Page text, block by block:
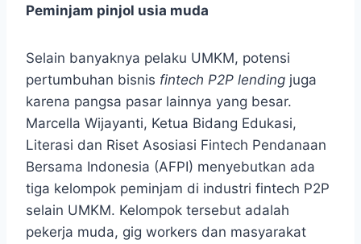
Peminjam pinjol usia muda
Selain banyaknya pelaku UMKM, potensi
pertumbuhan bisnis fintech P2P lending juga
karena pangsa pasar lainnya yang besar.
Marcella Wijayanti, Ketua Bidang Edukasi,
Literasi dan Riset Asosiasi Fintech Pendanaan
Bersama Indonesia (AFPI) menyebutkan ada
tiga kelompok peminjam di industri fintech P2P
selain UMKM. Kelompok tersebut adalah
pekerja muda, gig workers dan masyarakat